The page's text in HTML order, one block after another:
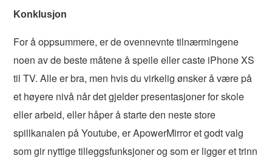
Konklusjon
For å oppsummere, er de ovennevnte tilnærmingene
noen av de beste måtene å speile eller caste iPhone XS
til TV. Alle er bra, men hvis du virkelig ønsker å være på
et høyere nivå når det gjelder presentasjoner for skole
eller arbeid, eller håper å starte den neste store
spillkanalen på Youtube, er ApowerMirror et godt valg
som gir nyttige tilleggsfunksjoner og som er ligger et trinn